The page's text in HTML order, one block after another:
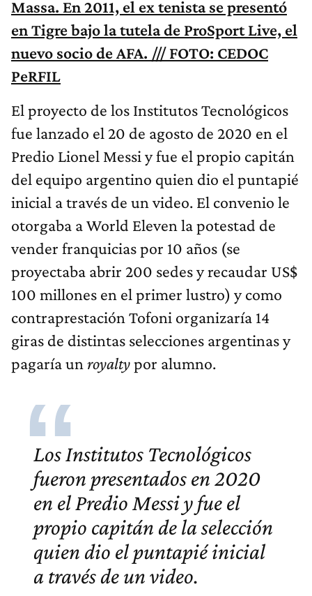
Massa. En 2011, el ex tenista se presentó
en Tigre bajo la tutela de ProSport Live, el
nuevo socio de AFA. /// FOTO: CEDOC
PeRFIL
El proyecto de los Institutos Tecnológicos
fue lanzado el 20 de agosto de 2020 en el
Predio Lionel Messi y fue el propio capitán
del equipo argentino quien dio el puntapié
inicial a través de un video. El convenio le
otorgaba a World Eleven la potestad de
vender franquicias por 10 años (se
proyectaba abrir 200 sedes y recaudar US$
100 millones en el primer lustro) y como
contraprestación Tofoni organizaría 14
giras de distintas selecciones argentinas y
pagaría un royaltypor alumno.
Los Institutos Tecnológicos
fueron presentados en 2020
en el Predio Messi y fue el
propio capitán de la selección
quien dio el puntapié inicial
a través de un video.